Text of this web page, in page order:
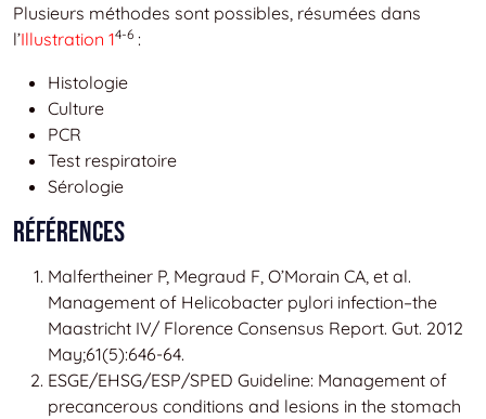
Plusieurs méthodes sont possibles, résumées dans
l’Illustration 14-6 :
Histologie
Culture
PCR
Test respiratoire
Sérologie
Références
Malfertheiner P, Megraud F, O’Morain CA, et al.
Management of Helicobacter pylori infection–the
Maastricht IV/ Florence Consensus Report. Gut. 2012
May;61(5):646-64.
ESGE/EHSG/ESP/SPED Guideline: Management of
precancerous conditions and lesions in the stomach